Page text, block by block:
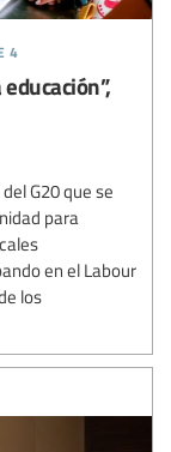
4
G20 que se
para
en el Labour
los